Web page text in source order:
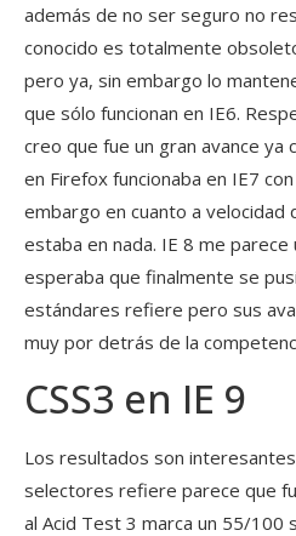
además de no ser seguro no
conocido es totalmente
pero ya, sin embargo lo
que sólo funcionan en IE6.
creo que fue un gran avance ya
en Firefox funcionaba en IE7
embargo en cuanto a velocidad
estaba en nada. IE 8 me parece
esperaba que finalmente se
estándares refiere pero sus
muy por detrás de la
CSS3 en IE 9
Los resultados son
selectores refiere parece que
al Acid Test 3 marca un 55/100